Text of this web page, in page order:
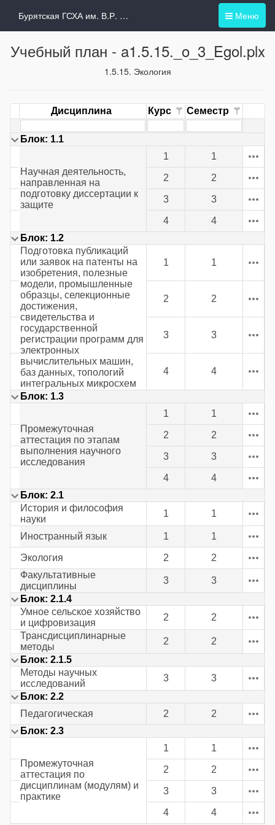
Меню
Бурятская ГСХА им. В.Р. Филиппова
Учебный план - a1.5.15._o_3_Egol.plx
1.5.15. Экология
Дисциплина Курс Семестр
Блок: 1.1
Научная деятельность,
направленная на
подготовку диссертации к
защите
1 1
2 2
3 3
4
4
Блок: 1.2
Подготовка публикаций
или заявок на патенты на
изобретения, полезные
модели, промышленные
образцы, селекционные
достижения,
свидетельства и
государственной
регистрации программ для
электронных
вычислительных машин,
баз данных, топологий
интегральных микросхем
1 1
2 2
3 3
4 4
Блок: 1.3
Промежуточная
аттестация по этапам
выполнения научного
исследования
1 1
2 2
3 3
4
4
Блок: 2.1
История и философия
науки
1 1
Иностранный язык 1 1
Экология 2
2
Факультативные
дисциплины
3
3
Блок: 2.1.4
Умное сельское хозяйство
и цифровизация
2
2
Трансдисциплинарные
методы
2
2
Блок: 2.1.5
Методы научных
исследований
3
3
Блок: 2.2
Педагогическая
2
2
Блок: 2.3
Промежуточная
аттестация по
дисциплинам (модулям) и
практике
1 1
2 2
3 3
4
4